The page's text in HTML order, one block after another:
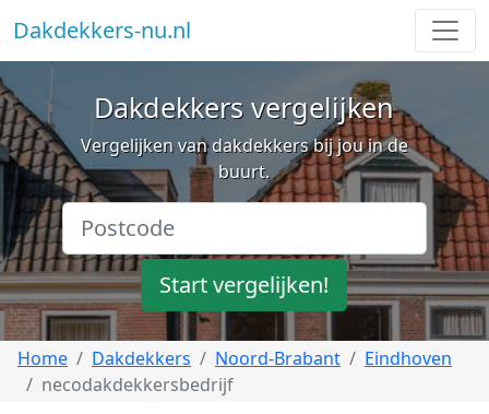
Dakdekkers-nu.nl
Dakdekkers vergelijken
Vergelijken van dakdekkers bij jou in de
buurt.
Start vergelijken!
Home Dakdekkers Noord-Brabant
Eindhoven
necodakdekkersbedrijf